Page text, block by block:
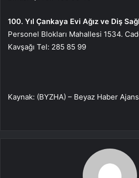
100. Yıl Çankaya Evi Ağız ve Diş
Personel Blokları Mahallesi 1534.
Kavşağı Tel: 285 85 99
Kaynak: (BYZHA) – Beyaz Haber